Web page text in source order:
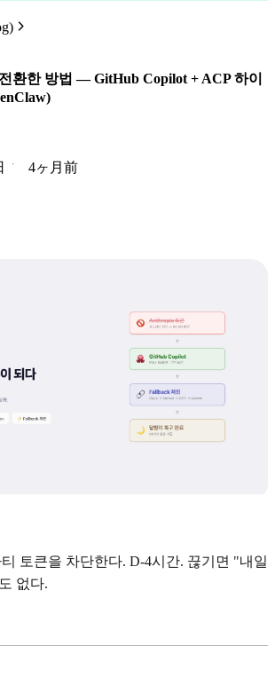
환한 방법 — GitHub Copilot + ACP 하이
4ヶ月前
토큰을 차단한다. D-4시간. 끊기면 "내일
없다.